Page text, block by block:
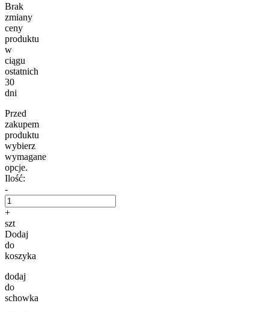
Brak
zmiany
ceny
produktu
w
ciągu
ostatnich
30
dni
Przed
zakupem
produktu
wybierz
wymagane
opcje.
Ilość:
-
+
szt
Dodaj
do
koszyka
dodaj
do
schowka